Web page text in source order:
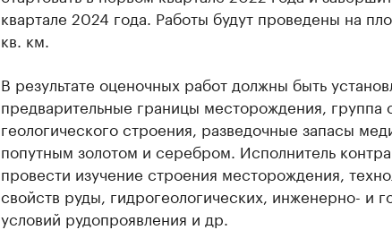
квартале 2024 года. Работы будут проведены на
кв. км.
В результате оценочных работ должны быть
предварительные границы месторождения, группа
геологического строения, разведочные запасы
попутным золотом и серебром. Исполнитель
провести изучение строения месторождения,
свойств руды, гидрогеологических, инженерно- и
условий рудопроявления и др.